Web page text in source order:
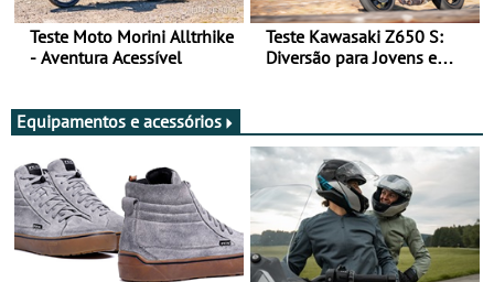
Teste Moto Morini Alltrhike
- Aventura Acessível
Teste Kawasaki Z650 S:
Diversão para Jovens e
Equipamentos e acessórios